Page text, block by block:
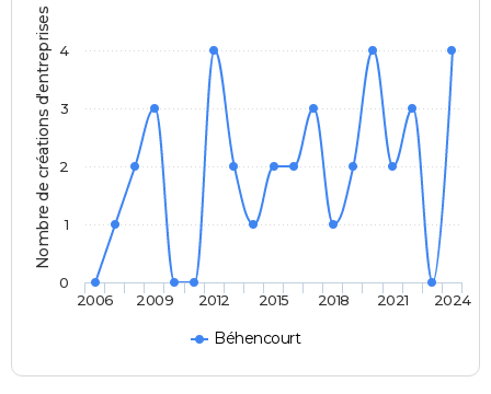
Nombre de créations d'entreprises
Béhencourt
2006 2009 2012 2015 2018 2021 2024
0
1
2
3
4